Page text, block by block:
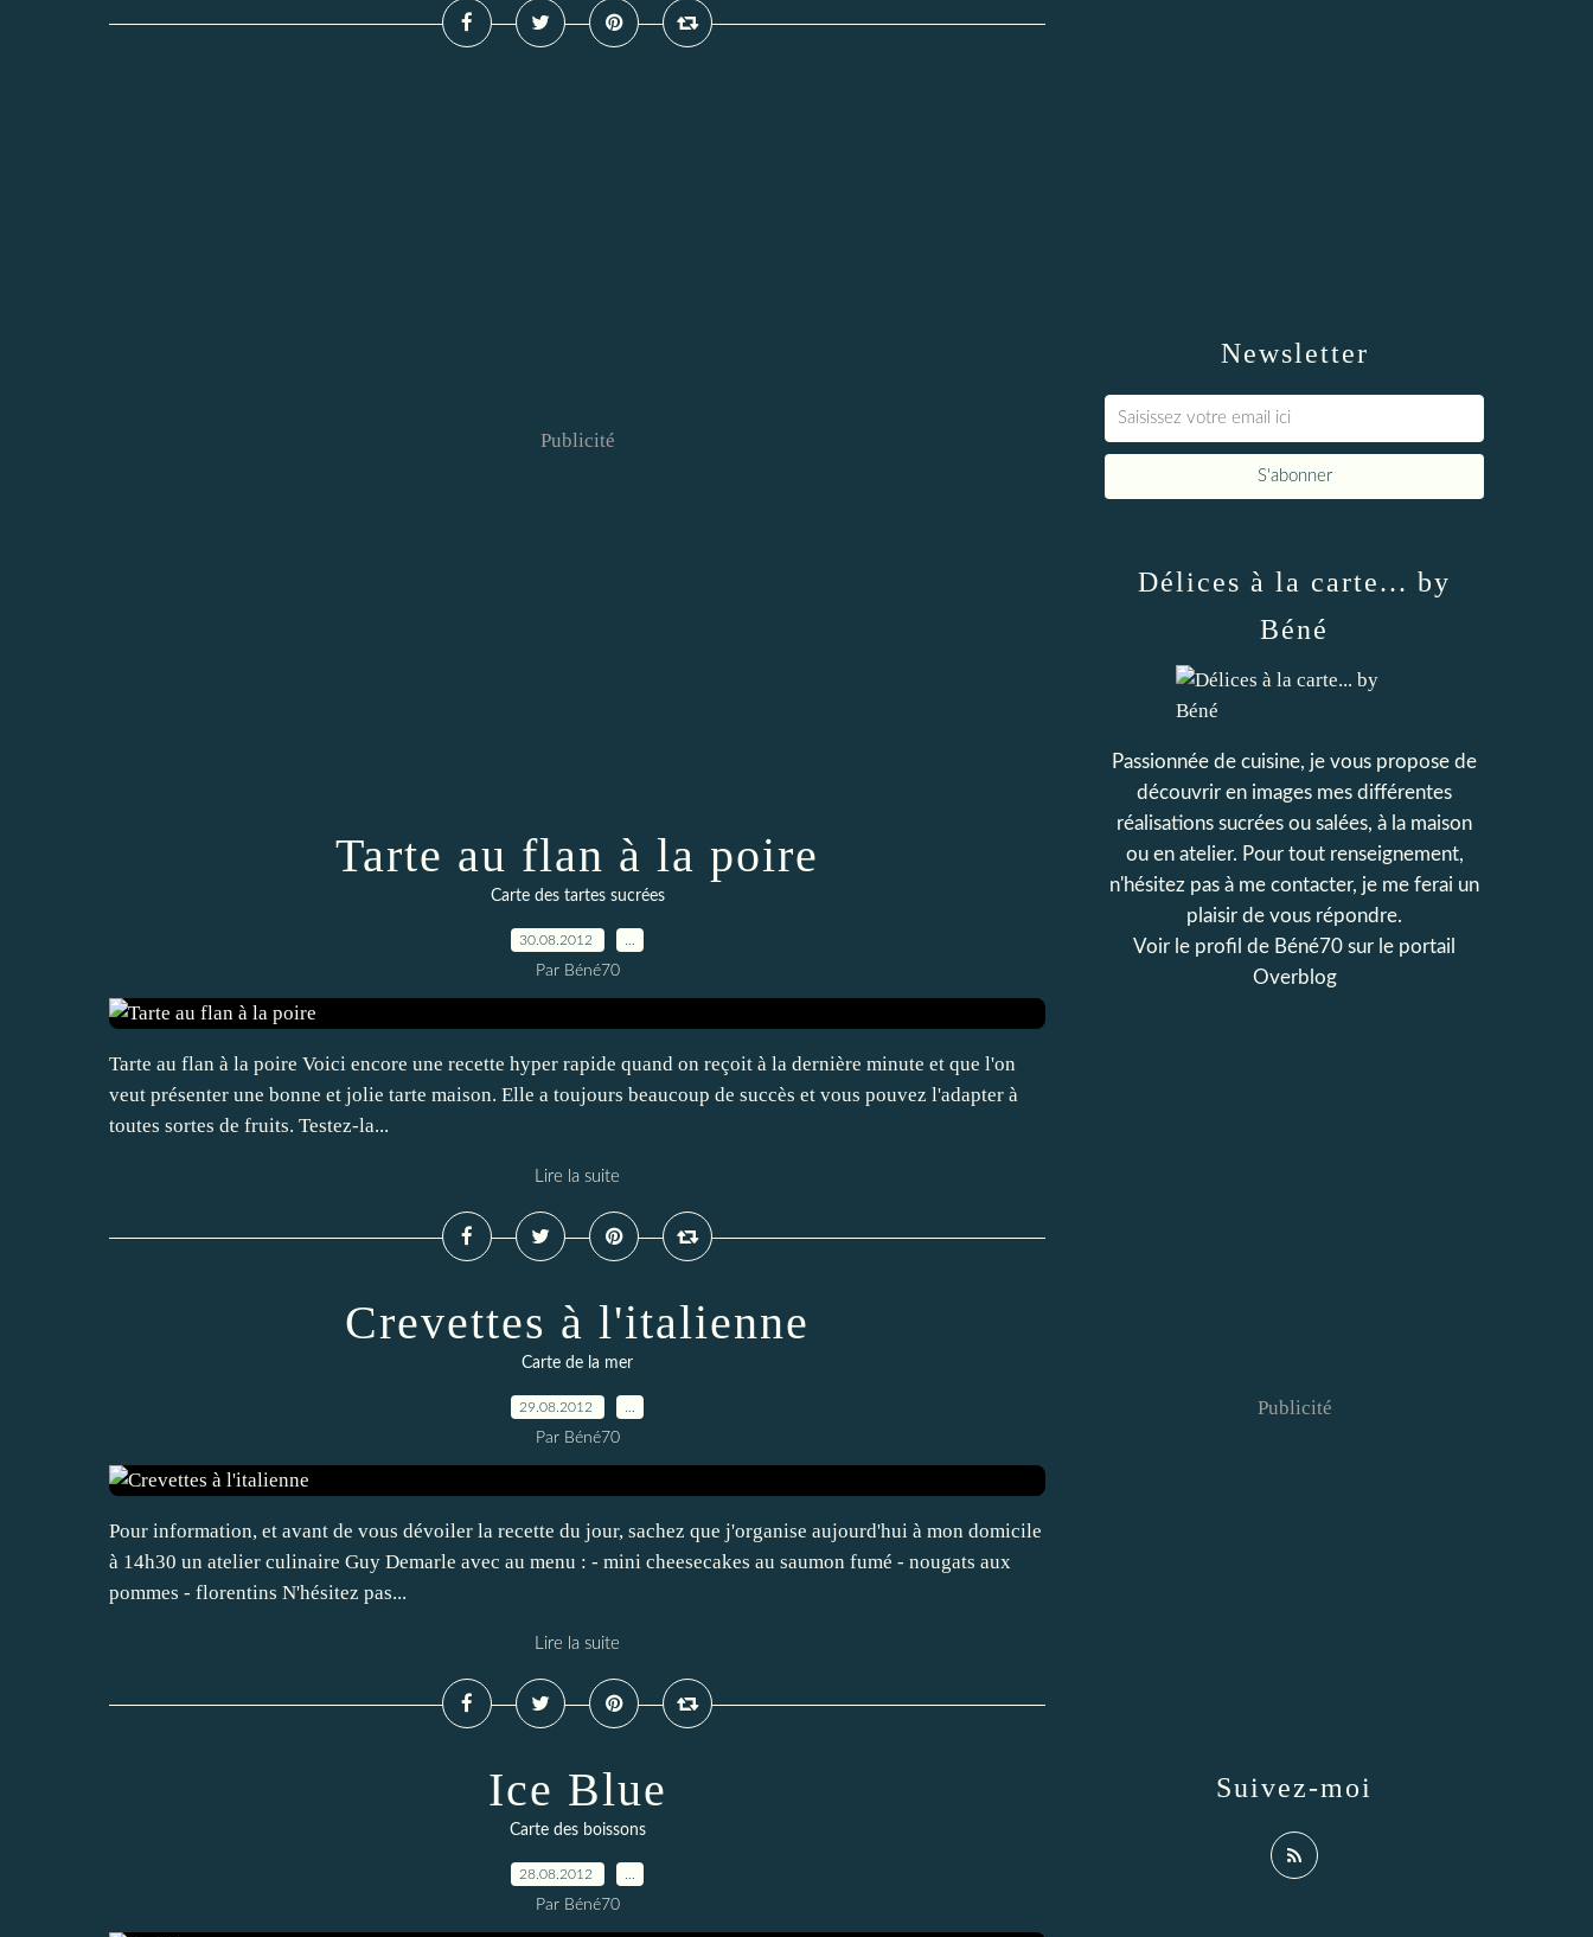
Publicité
Tarte au flan à la poire
Carte des tartes sucrées
30.08.2012
Par Béné70
Tarte au flan à la poire Voici encore une recette hyper rapide quand on reçoit à la dernière minute et que l'on
veut présenter une bonne et jolie tarte maison. Elle a toujours beaucoup de succès et vous pouvez l'adapter à
toutes sortes de fruits. Testez-la...
Lire la suite
Crevettes à l'italienne
Carte de la mer
29.08.2012
Par Béné70
Pour information, et avant de vous dévoiler la recette du jour, sachez que j'organise aujourd'hui à mon domicile
à 14h30 un atelier culinaire Guy Demarle avec au menu : - mini cheesecakes au saumon fumé - nougats aux
pommes - florentins N'hésitez pas...
Lire la suite
Ice Blue
Carte des boissons
28.08.2012
Par Béné70
Newsletter
Délices à la carte... by
Béné
Passionnée de cuisine, je vous propose de
découvrir en images mes différentes
réalisations sucrées ou salées, à la maison
ou en atelier. Pour tout renseignement,
n'hésitez pas à me contacter, je me ferai un
plaisir de vous répondre.
Voir le profil de Béné70 sur le portail
Overblog
Suivez-moi
Publicité